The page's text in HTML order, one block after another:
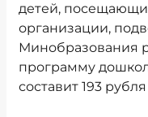
детей,
организации,
Минобразования
программу
составит 193